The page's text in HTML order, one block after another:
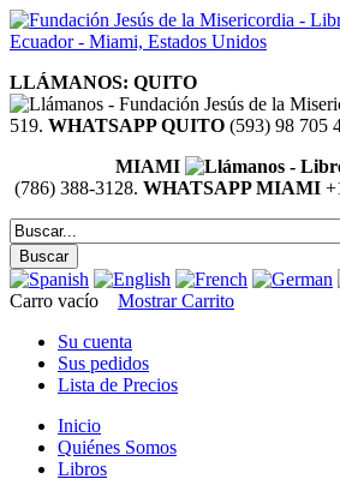
LLÁMANOS: QUITO
519. WHATSAPP QUITO (593) 98 705
MIAMI
(786) 388-3128. WHATSAPP MIAMI
Carro vacío
Mostrar Carrito
Su cuenta
Sus pedidos
Lista de Precios
Inicio
Quiénes Somos
Libros